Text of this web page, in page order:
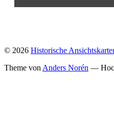
© 2026 Historische
Theme von Anders Norén —